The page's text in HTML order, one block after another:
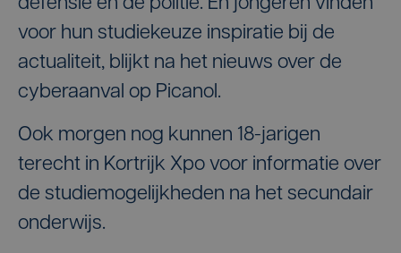
voor hun studiekeuze inspiratie bij de
actualiteit, blijkt na het nieuws over de
cyberaanval op Picanol.
Ook morgen nog kunnen 18-jarigen
terecht in Kortrijk Xpo voor informatie over
de studiemogelijkheden na het secundair
onderwijs.